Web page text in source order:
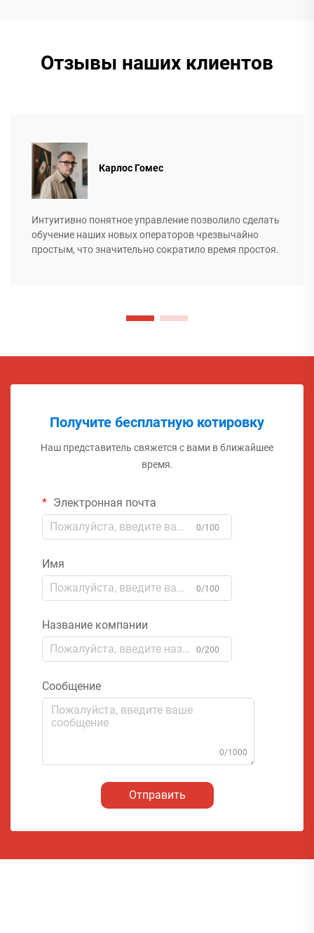
Отзывы наших клиентов
Карлос Гомес
Интуитивно понятное управление позволило сделать
обучение наших новых операторов чрезвычайно
простым, что значительно сократило время простоя.
Получите бесплатную котировку
Наш представитель свяжется с вами в ближайшее
время.
Электронная почта
0/100
Имя
0/100
Название компании
0/200
Сообщение
0/1000
Отправить